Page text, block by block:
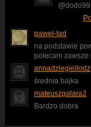
pawel-tad
na podstawie
polecam
annadziegiellodz
średnia bajka
mateuszgalara2
Bardzo dobra